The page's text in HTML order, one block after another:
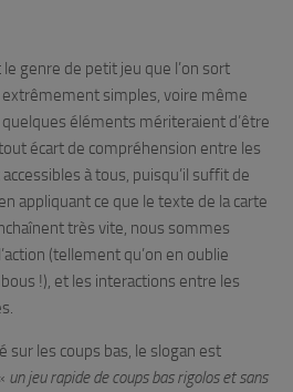
le genre de petit jeu que l’on sort
simples, voire même
éléments mériteraient d’être
écart de compréhension entre les
à tous, puisqu’il suffit de
appliquant ce que le texte de la carte
très vite, nous sommes
(tellement qu’on en oublie
!), et les interactions entre les
sur les coups bas, le slogan est
un jeu rapide de coups bas rigolos et sans